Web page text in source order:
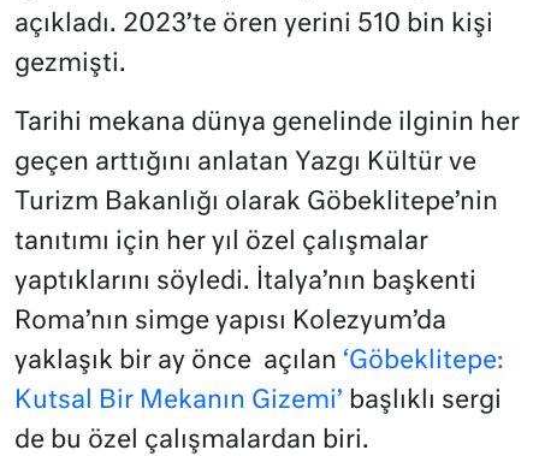
açıkladı. 2023’te ören yerini 510 bin kişi
gezmişti.
Tarihi mekana dünya genelinde ilginin her
geçen arttığını anlatan Yazgı Kültür ve
Turizm Bakanlığı olarak Göbeklitepe’nin
tanıtımı için her yıl özel çalışmalar
yaptıklarını söyledi. İtalya’nın başkenti
Roma’nın simge yapısı Kolezyum’da
yaklaşık bir ay önce açılan ‘Göbeklitepe:
Kutsal Bir Mekanın Gizemi’ başlıklı sergi
de bu özel çalışmalardan biri.